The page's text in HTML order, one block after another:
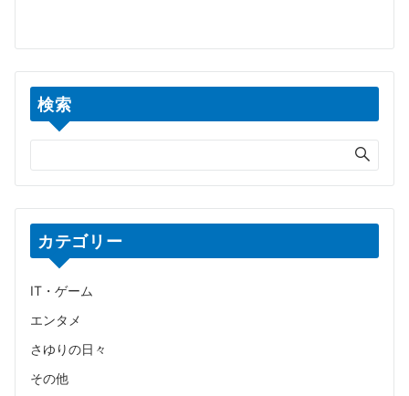
検索
カテゴリー
IT・ゲーム
エンタメ
さゆりの日々
その他